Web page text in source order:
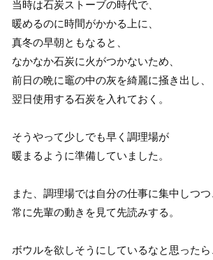
当時は石炭ストーブの時代で、
暖めるのに時間がかかる上に、
真冬の早朝ともなると、
なかなか石炭に火がつかないため、
前日の晩に竈の中の灰を綺麗に掻き出し、
翌日使用する石炭を入れておく。
そうやって少しでも早く調理場が
暖まるように準備していました。
また、調理場では自分の仕事に集中しつ
常に先輩の動きを見て先読みする。
ボウルを欲しそうにしているなと思った